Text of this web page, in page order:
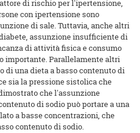
di rischio per l'ipertensione,
con ipertensione sono
di sale. Tuttavia, anche altri
assunzione insufficiente di
di attività fisica e consumo
importante. Parallelamente altri
una dieta a basso contenuto di
sia la pressione sistolica che
che l'assunzione
di sodio può portare a una
a basse concentrazioni, che
contenuto di sodio.